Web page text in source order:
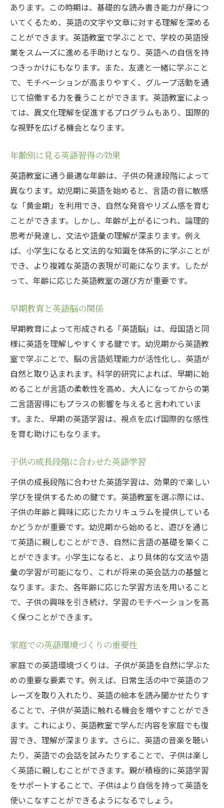
英語耳を育てるための教室選びのコツ
発音に重点を置いた教室選び
リスニング力を高めるカリキュラム
ネイティブスピーカーとの交流
日常会話を重視したレッスン
英語の音楽や映像を活用する
子供の興味を引く教材選び
続けやすい英語教室を選ぶための秘訣
モチベーションを維持する環境
成長を実感できる取り組み
親子で参加できるイベントの有無
目標設定と達成方法
フィードバックの仕組み
英語教室での学びが子供に与える影響とは
自信を育むコミュニケーション能力
異文化理解につながる経験
語学習得がもたらす将来の可能性
学習意欲を高める自己肯定感
国際的視野を広げるきっかけ
英語教室を選ぶ際の親としての心得
子供の興味や性格を理解する
無理のない学習ペースの重要性
親も一緒に学べる体制を整える
子供の意見を尊重して選ぶ
フィードバックを通じた親子のコミュニケ
ーション
子供のための英語教室の選び方とその重要性
教育方針と家庭の価値観の一致
長期的視点での教室選び
費用と効果のバランス
子供の未来を見据えた選択
多様な学びの選択肢
地域コミュニティとの連携
あります。この時期は、基礎的な読み書き能力が身につ
いてくるため、英語の文字や文章に対する理解を深める
ことができます。英語教室で学ぶことで、学校の英語授
業をスムーズに進める手助けとなり、英語への自信を持
つきっかけにもなります。また、友達と一緒に学ぶこと
で、モチベーションが高まりやすく、グループ活動を通
じて協働する力を養うことができます。英語教室によっ
ては、異文化理解を促進するプログラムもあり、国際的
な視野を広げる機会となります。
年齢別に見る英語習得の効果
英語教室に通う最適な年齢は、子供の発達段階によって
異なります。幼児期に英語を始めると、言語の音に敏感
な「黄金期」を利用でき、自然な発音やリズム感を育む
ことができます。しかし、年齢が上がるにつれ、論理的
思考が発達し、文法や語彙の理解が深まります。例え
ば、小学生になると文法的な知識を体系的に学ぶことが
でき、より複雑な英語の表現が可能になります。したが
って、年齢に応じた英語教室の選び方が重要です。
早期教育と英語脳の関係
早期教育によって形成される「英語脳」は、母国語と同
様に英語を理解しやすくする鍵です。幼児期から英語教
室で学ぶことで、脳の言語処理能力が活性化し、英語が
自然と取り込まれます。科学的研究によれば、早期に始
めることが言語の柔軟性を高め、大人になってからの第
二言語習得にもプラスの影響を与えると言われていま
す。また、早期の英語学習は、視点を広げ国際的な感性
を育む助けにもなります。
子供の成長段階に合わせた英語学習
子供の成長段階に合わせた英語学習は、効果的で楽しい
学びを提供するための鍵です。英語教室を選ぶ際には、
子供の年齢と興味に応じたカリキュラムを提供している
かどうかが重要です。幼児期から始めると、遊びを通じ
て英語に親しむことができ、自然に言語の基礎を築くこ
とができます。小学生になると、より具体的な文法や語
彙の学習が可能になり、これが将来の英会話力の基盤と
なります。また、各年齢に応じた学習方法を用いること
で、子供の興味を引き続け、学習のモチベーションを高
く保つことができます。
家庭での英語環境づくりの重要性
家庭での英語環境づくりは、子供が英語を自然に学ぶた
めの重要な要素です。例えば、日常生活の中で英語のフ
レーズを取り入れたり、英語の絵本を読み聞かせたりす
ることで、子供が英語に触れる機会を増やすことができ
ます。これにより、英語教室で学んだ内容を家庭でも復
習でき、理解が深まります。さらに、英語の音楽を聴い
たり、英語での会話を試みたりすることで、子供は楽し
く英語に親しむことができます。親が積極的に英語学習
をサポートすることで、子供はより自信を持って英語を
使いこなすことができるようになるでしょう。